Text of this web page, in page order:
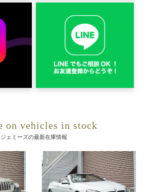
on vehicles in stock
ジェミーズの最新在庫情報